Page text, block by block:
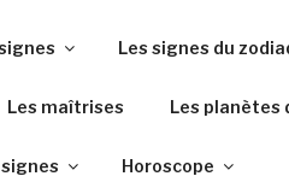
Les signes du
Les maîtrises Les planètes
Horoscope